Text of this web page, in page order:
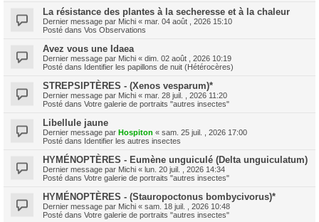
La résistance des plantes à la secheresse et à la chaleur
Dernier message par Michi « mar. 04 août , 2026 15:10
Posté dans Vos Observations
Avez vous une Idaea
Dernier message par Michi « dim. 02 août , 2026 10:19
Posté dans Identifier les papillons de nuit (Hétérocères)
STREPSIPTÈRES - (Xenos vesparum)*
Dernier message par Michi « mar. 28 juil. , 2026 11:20
Posté dans Votre galerie de portraits "autres insectes"
Libellule jaune
Dernier message par Hospiton « sam. 25 juil. , 2026 17:00
Posté dans Identifier les autres insectes
HYMÉNOPTÈRES - Eumène unguiculé (Delta unguiculatum)
Dernier message par Michi « lun. 20 juil. , 2026 14:34
Posté dans Votre galerie de portraits "autres insectes"
HYMÉNOPTÈRES - (Stauropoctonus bombycivorus)*
Dernier message par Michi « sam. 18 juil. , 2026 10:48
Posté dans Votre galerie de portraits "autres insectes"